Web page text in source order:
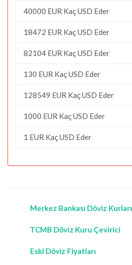
40000 EUR Kaç USD Eder
18472 EUR Kaç USD Eder
82104 EUR Kaç USD Eder
130 EUR Kaç USD Eder
128549 EUR Kaç USD Eder
1000 EUR Kaç USD Eder
1 EUR Kaç USD Eder
Merkez Bankası Döviz Kurları
TCMB Döviz Kuru Çevirici
Eski Döviz Fiyatları